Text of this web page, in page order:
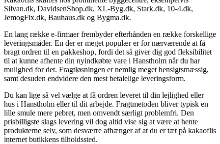
Silvan.dk, DavidsenShop.dk, XL-Byg.dk, Stark.dk, 10-4.dk,
JemogFix.dk, Bauhaus.dk og Bygma.dk.
En lang række e-firmaer frembyder efterhånden en række forskellige
leveringsmåder. En der er meget populær er for nærværende at få
bragt ordren til en pakkeshop, fordi det så giver dig god fleksibilitet
til at kunne afhente din nyindkøbte vare i Hanstholm når du har
mulighed for det. Fragtløsningen er nemlig meget hensigtsmæssig,
samt desuden endvidere den mest betalelige leveringsform.
Du kan lige så vel vælge at få ordren leveret til din lejlighed eller
hus i Hanstholm eller til dit arbejde. Fragtmetoden bliver typisk en
lille smule mere pebret, men omvendt særligt problemfri. Den
prisbilligste slags levering vil dog altid vise sig at være at hente
produkterne selv, som desværre afhænger af at du er tæt på kakaoflis
internet butikkens tilholdssted.